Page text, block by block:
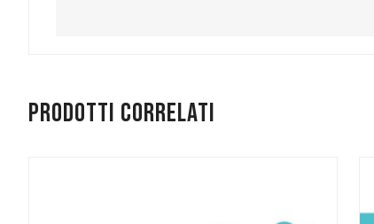
Prodotti correlati